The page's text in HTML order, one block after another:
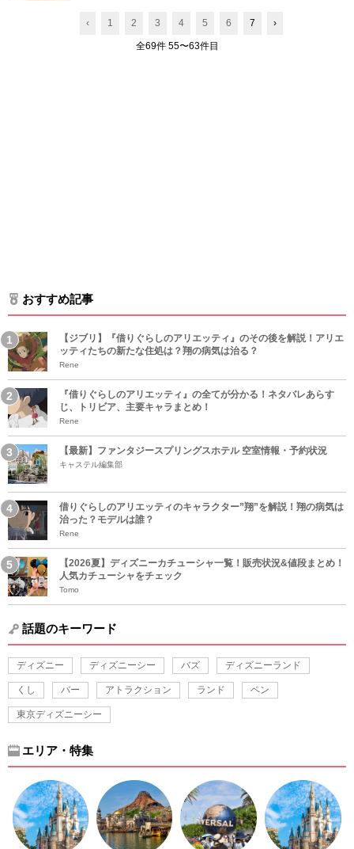
‹ 1 2 3 4 5 6 7 ›
全69件 55〜63件目
おすすめ記事
【ジブリ】『借りぐらしのアリエッティ』のその後を解説！アリエ
ッティたちの新たな住処は？翔の病気は治る？
Rene
『借りぐらしのアリエッティ』の全てが分かる！ネタバレあらす
じ、トリビア、主要キャラまとめ！
Rene
【最新】ファンタジースプリングスホテル 空室情報・予約状況
キャステル編集部
借りぐらしのアリエッティのキャラクター”翔”を解説！翔の病気は
治った？モデルは誰？
Rene
【2026夏】ディズニーカチューシャ一覧！販売状況&値段まとめ！
人気カチューシャをチェック
Tomo
話題のキーワード
ディズニー ディズニーシー バズ ディズニーランド
くし バー アトラクション ランド ペン
東京ディズニーシー
エリア・特集